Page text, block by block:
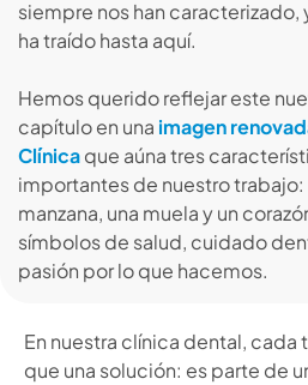
siempre nos han caracterizado,
ha traído hasta aquí.
Hemos querido reflejar este
capítulo en una imagen
Clínicaque aúna tres
importantes de nuestro trabajo:
manzana, una muela y un
símbolos de salud, cuidado
pasión por lo que hacemos.
En nuestra clínica dental, cada
que una solución: es parte de